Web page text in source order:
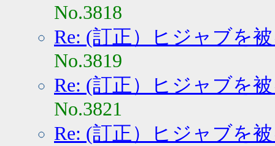
No.3818
Re: (訂正）ヒジャブを
No.3819
Re: (訂正）ヒジャブを
No.3821
Re: (訂正）ヒジャブを